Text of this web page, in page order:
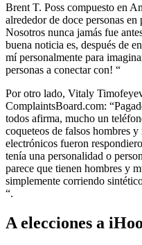
Brent T. Poss compuesto en
alrededor de doce personas
Nosotros nunca jamás fue
buena noticia es, después de
mí personalmente para
personas a conectar con! “
Por otro lado, Vitaly
ComplaintsBoard.com:
todos afirma, mucho un
coqueteos de falsos hombres
electrónicos fueron
tenía una personalidad o
parece que tienen hombres y
simplemente corriendo
“.
A elecciones a